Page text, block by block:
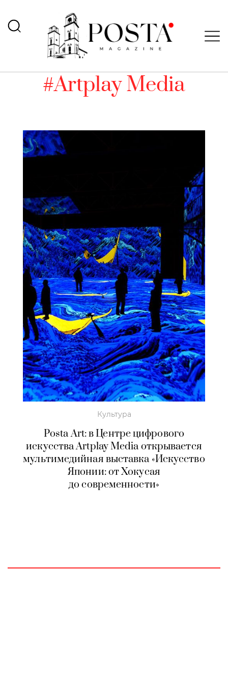
#Artplay Media
Культура
Posta Art: в Центре цифрового
искусства Artplay Media открывается
мультимедийная выставка «Искусство
Японии: от Хокусая
до современности»